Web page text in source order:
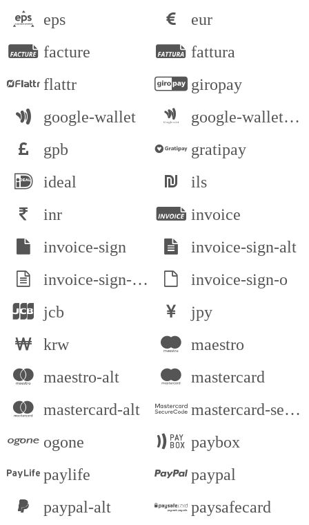
eps
eur
facture
fattura
flattr
giropay
google-wallet
google-wallet-alt
gpb
gratipay
ideal
ils
inr
invoice
invoice-sign
invoice-sign-alt
invoice-sign-alt-o
invoice-sign-o
jcb
jpy
krw
maestro
maestro-alt
mastercard
mastercard-alt
mastercard-securecode
ogone
paybox
paylife
paypal
paypal-alt
paysafecard